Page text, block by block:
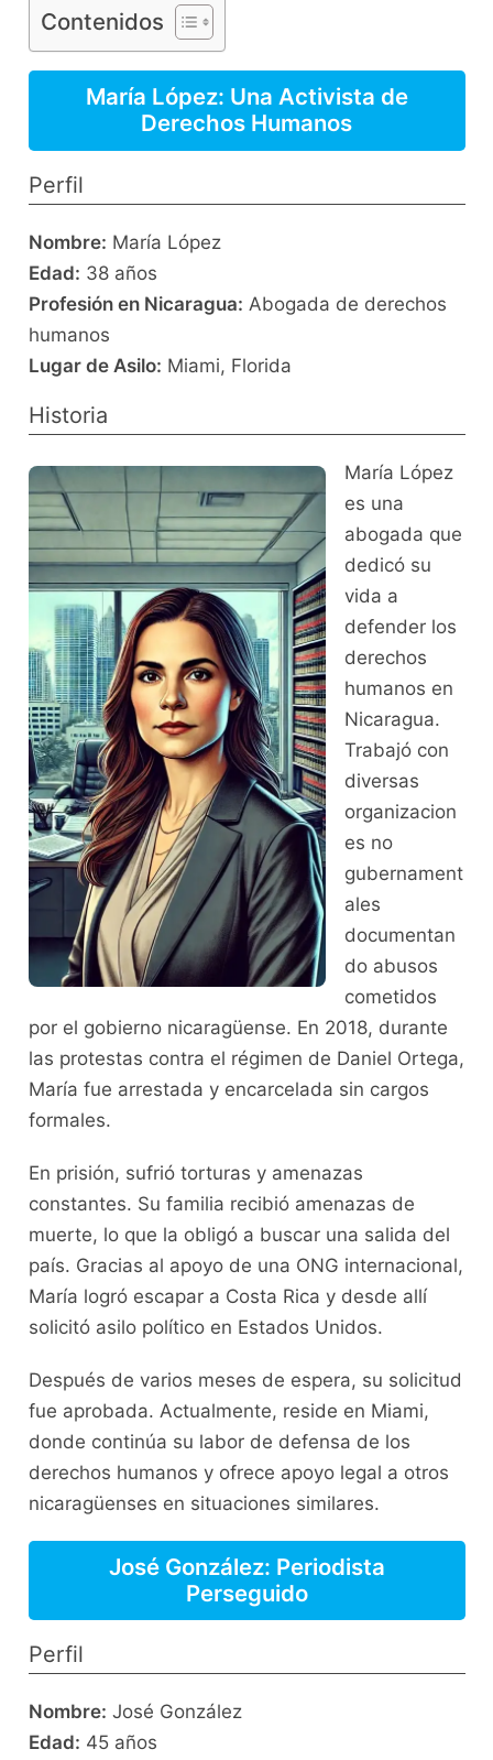
Contenidos
María López: Una Activista de
Derechos Humanos
Perfil
Nombre: María López
Edad: 38 años
Profesión en Nicaragua: Abogada de derechos
humanos
Lugar de Asilo: Miami, Florida
Historia
María López
es una
abogada que
dedicó su
vida a
defender los
derechos
humanos en
Nicaragua.
Trabajó con
diversas
organizacion
es no
gubernament
ales
documentan
do abusos
cometidos
por el gobierno nicaragüense. En 2018, durante
las protestas contra el régimen de Daniel Ortega,
María fue arrestada y encarcelada sin cargos
formales.
En prisión, sufrió torturas y amenazas
constantes. Su familia recibió amenazas de
muerte, lo que la obligó a buscar una salida del
país. Gracias al apoyo de una ONG internacional,
María logró escapar a Costa Rica y desde allí
solicitó asilo político en Estados Unidos.
Después de varios meses de espera, su solicitud
fue aprobada. Actualmente, reside en Miami,
donde continúa su labor de defensa de los
derechos humanos y ofrece apoyo legal a otros
nicaragüenses en situaciones similares.
José González: Periodista
Perseguido
Perfil
Nombre: José González
Edad: 45 años